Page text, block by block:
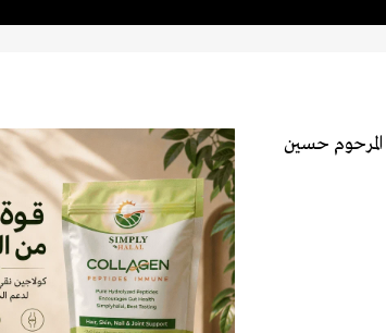
المرحوم حسين